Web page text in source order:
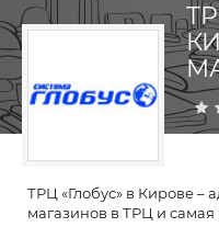
ТРЦ «Глобус» в Кирове –
магазинов в ТРЦ и самая